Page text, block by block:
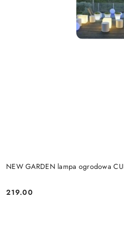
NEW GARDEN lampa ogrodowa
Cena:
219.00